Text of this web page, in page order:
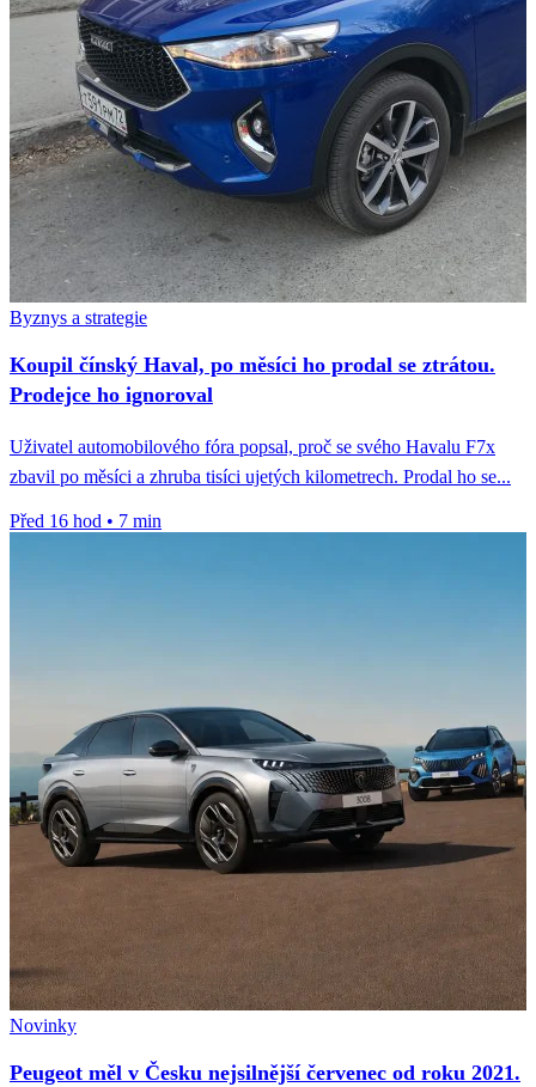
Byznys a strategie
Koupil čínský Haval, po měsíci ho prodal se ztrátou.
Prodejce ho ignoroval
Uživatel automobilového fóra popsal, proč se svého Havalu F7x
zbavil po měsíci a zhruba tisíci ujetých kilometrech. Prodal ho se...
Před 16 hod • 7 min
Novinky
Peugeot měl v Česku nejsilnější červenec od roku 2021.